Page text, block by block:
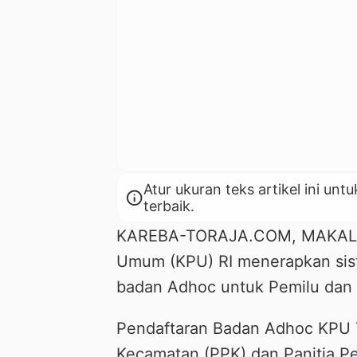
infoAtur ukuran teks artikel ini
terbaik.
KAREBA-TORAJA.COM,
Umum (KPU) RI menerapkan
badan Adhoc untuk Pemilu
Pendaftaran Badan Adhoc